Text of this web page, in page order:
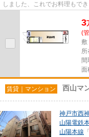
しました、これでお料理もで
3
(
敷
所
間
面
賃貸｜マンション 西山マ
神戸市西
山陽電鉄
山陽本線 「